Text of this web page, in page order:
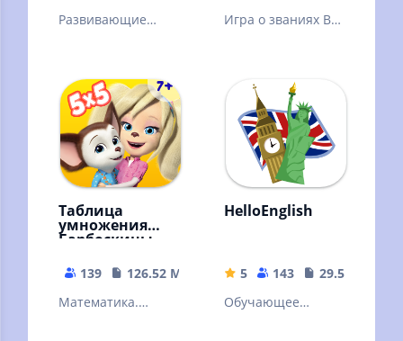
Развивающие
Учим алфавит
Букварь. Пазлы
Раскраска
Игра о званиях ВС
Таблица
умножения
Барбоскины
для детей
139
126.52 MB
Математика.
HelloEnglish
5 143
29.53 MB
Обучающее